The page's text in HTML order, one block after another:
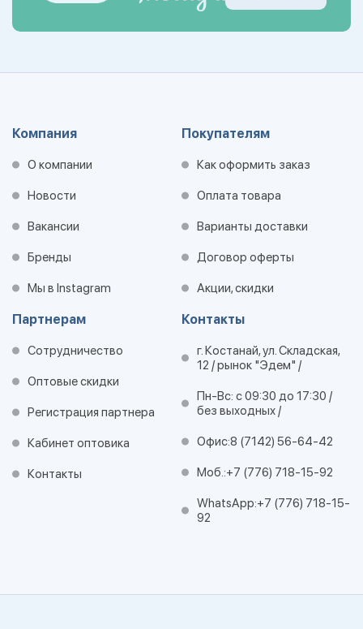
Компания
О компании
Новости
Вакансии
Бренды
Мы в Instagram
Покупателям
Как оформить заказ
Оплата товара
Варианты доставки
Договор оферты
Акции, скидки
Партнерам
Сотрудничество
Оптовые скидки
Регистрация партнера
Кабинет оптовика
Контакты
Контакты
г. Костанай, ул. Складская,
12 / рынок "Эдем" /
Пн-Вс: с 09:30 до 17:30 /
без выходных /
Офис:8 (7142) 56-64-42
Моб.:+7 (776) 718-15-92
WhatsApp:+7 (776) 718-15-
92